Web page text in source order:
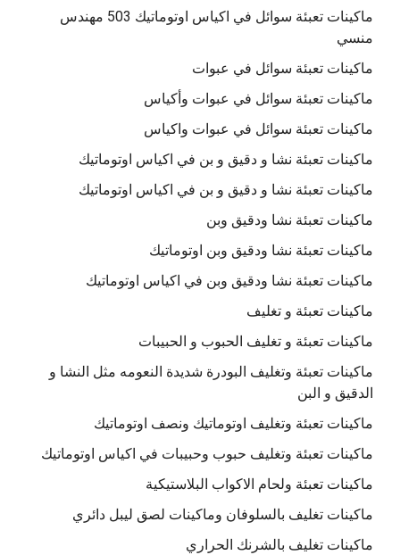
ماكينات تعبئة سوائل في اكياس اوتوماتيك 503 مهندس
منسي
ماكينات تعبئة سوائل في عبوات
ماكينات تعبئة سوائل في عبوات وأكياس
ماكينات تعبئة سوائل في عبوات واكياس
ماكينات تعبئة نشا و دقيق و بن في اكياس اوتوماتيك
ماكينات تعبئة نشا و دقيق و بن في اكياس اوتوماتيك
ماكينات تعبئة نشا ودقيق وبن
ماكينات تعبئة نشا ودقيق وبن اوتوماتيك
ماكينات تعبئة نشا ودقيق وبن في اكياس اوتوماتيك
ماكينات تعبئة و تغليف
ماكينات تعبئة و تغليف الحبوب و الحبيبات
ماكينات تعبئة وتغليف البودرة شديدة النعومه مثل النشا و
الدقيق و البن
ماكينات تعبئة وتغليف اوتوماتيك ونصف اوتوماتيك
ماكينات تعبئة وتغليف حبوب وحبيبات في اكياس اوتوماتيك
ماكينات تعبئة ولحام الاكواب البلاستيكية
ماكينات تغليف بالسلوفان وماكينات لصق ليبل دائري
ماكينات تغليف بالشرنك الحراري